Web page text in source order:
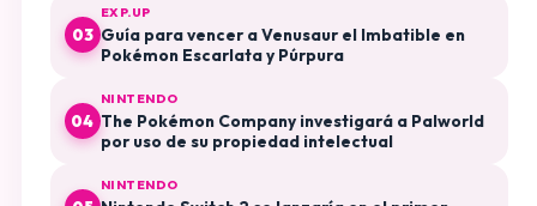
03
EXP.UP
Guía para vencer a Venusaur el Imbatible en
Pokémon Escarlata y Púrpura
04
NINTENDO
The Pokémon Company investigará a Palworld
por uso de su propiedad intelectual
NINTENDO